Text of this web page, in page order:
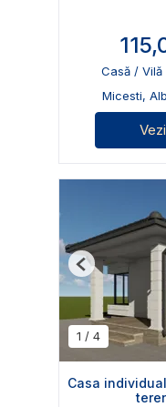
Casă /
Micesti,
1 / 4
Previous
Casa